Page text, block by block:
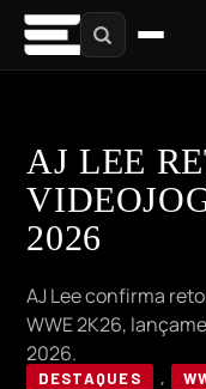
AJ LEE
2026
AJ Lee confirma
WWE 2K26,
2026.
DESTAQUES ,